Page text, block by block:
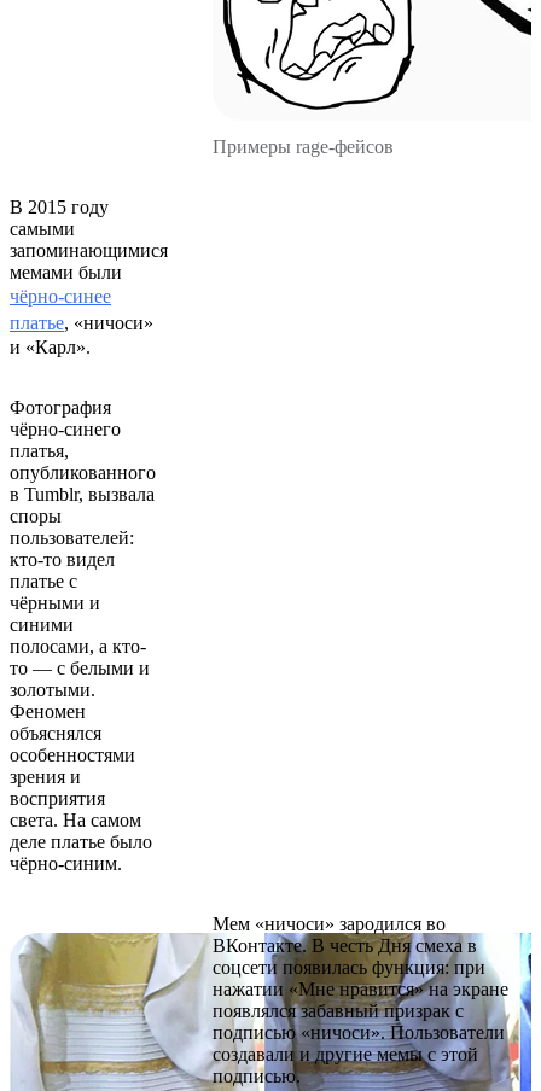
Примеры rage-фейсов
В 2015 году
самыми
запоминающимися
мемами были
чёрно-синее
платье, «ничоси»
и «Карл».
Фотография
чёрно-синего
платья,
опубликованного
в Tumblr, вызвала
споры
пользователей:
кто-то видел
платье с
чёрными и
синими
полосами, а кто-
то — с белыми и
золотыми.
Феномен
объяснялся
особенностями
зрения и
восприятия
света. На самом
деле платье было
чёрно-синим.
Мем «ничоси» зародился во
ВКонтакте. В честь Дня смеха в
соцсети появилась функция: при
нажатии «Мне нравится» на экране
появлялся забавный призрак с
подписью «ничоси». Пользователи
создавали и другие мемы с этой
подписью.